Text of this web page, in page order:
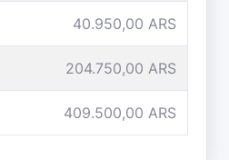
40.950,00 ARS
204.750,00 ARS
409.500,00 ARS